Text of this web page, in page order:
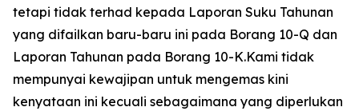
tetapi tidak terhad kepada Laporan Suku Tahunan
yang difailkan baru-baru ini pada Borang 10-Q dan
Laporan Tahunan pada Borang 10-K.Kami tidak
mempunyai kewajipan untuk mengemas kini
kenyataan ini kecuali sebagaimana yang diperlukan